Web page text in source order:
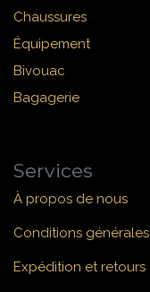
Chaussures
Équipement
Bivouac
Bagagerie
Services
À propos de nous
Conditions générales
Expédition et retours